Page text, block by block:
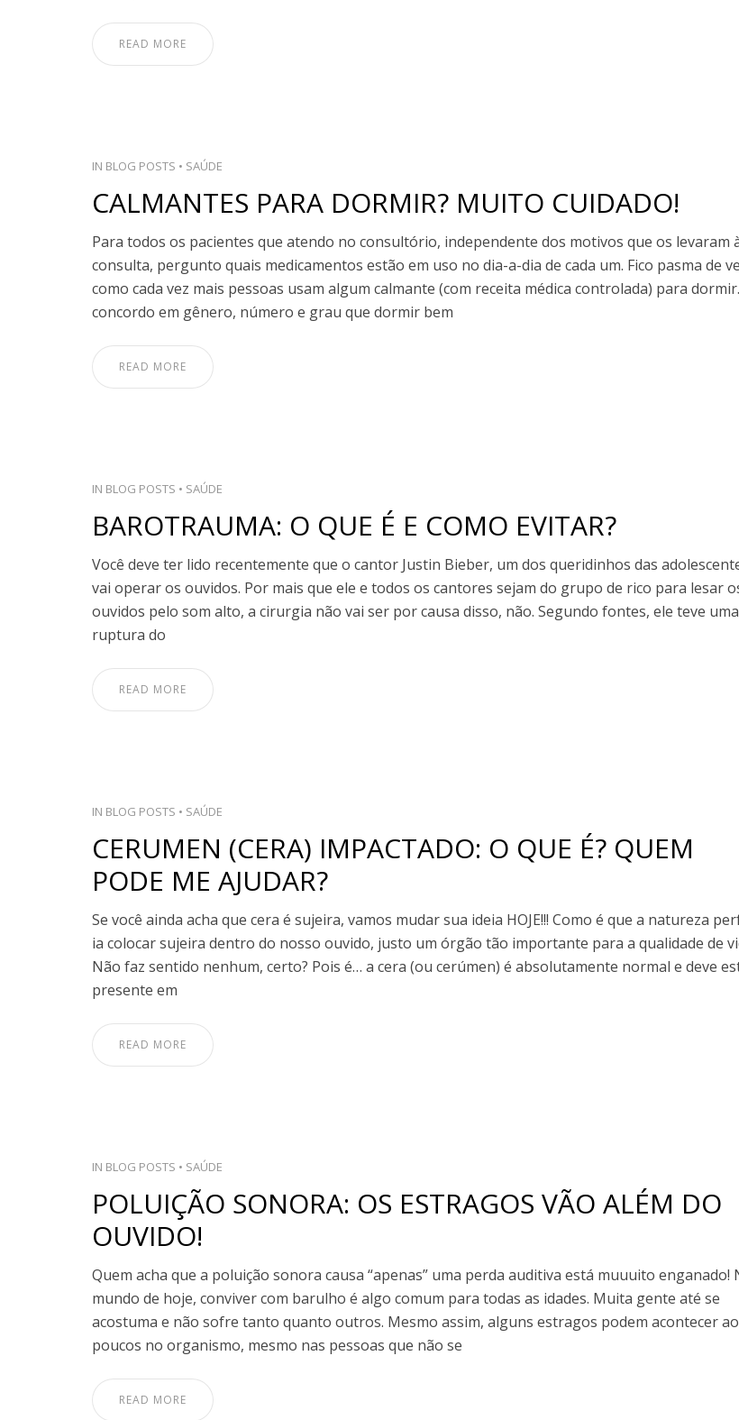
READ MORE
IN BLOG POSTS • SAÚDE
CALMANTES PARA DORMIR? MUITO CUIDADO!
Para todos os pacientes que atendo no consultório, independente dos motivos que os levaram
consulta, pergunto quais medicamentos estão em uso no dia-a-dia de cada um. Fico pasma de
como cada vez mais pessoas usam algum calmante (com receita médica controlada) para
concordo em gênero, número e grau que dormir bem
READ MORE
IN BLOG POSTS • SAÚDE
BAROTRAUMA: O QUE É E COMO EVITAR?
Você deve ter lido recentemente que o cantor Justin Bieber, um dos queridinhos das
vai operar os ouvidos. Por mais que ele e todos os cantores sejam do grupo de rico para lesar
ouvidos pelo som alto, a cirurgia não vai ser por causa disso, não. Segundo fontes, ele teve uma
ruptura do
READ MORE
IN BLOG POSTS • SAÚDE
CERUMEN (CERA) IMPACTADO: O QUE É? QUEM
PODE ME AJUDAR?
Se você ainda acha que cera é sujeira, vamos mudar sua ideia HOJE!!! Como é que a natureza
ia colocar sujeira dentro do nosso ouvido, justo um órgão tão importante para a qualidade de
Não faz sentido nenhum, certo? Pois é… a cera (ou cerúmen) é absolutamente normal e deve
presente em
READ MORE
IN BLOG POSTS • SAÚDE
POLUIÇÃO SONORA: OS ESTRAGOS VÃO ALÉM DO
OUVIDO!
Quem acha que a poluição sonora causa “apenas” uma perda auditiva está muuuito enganado!
mundo de hoje, conviver com barulho é algo comum para todas as idades. Muita gente até se
acostuma e não sofre tanto quanto outros. Mesmo assim, alguns estragos podem acontecer
poucos no organismo, mesmo nas pessoas que não se
READ MORE